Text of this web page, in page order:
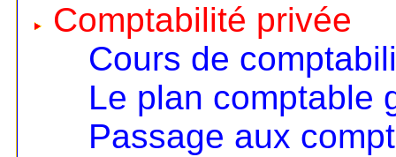
Comptabilité privée
Cours de
Le plan comptable
Passage aux